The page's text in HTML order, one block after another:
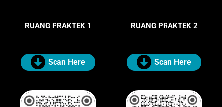
RUANG PRAKTEK 1
Scan Here
RUANG PRAKTEK 2
Scan Here